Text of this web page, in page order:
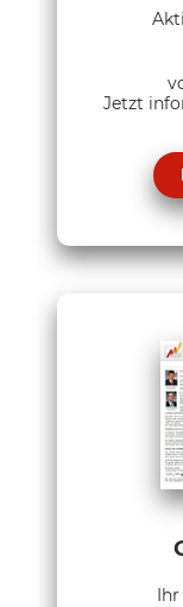
Jetzt